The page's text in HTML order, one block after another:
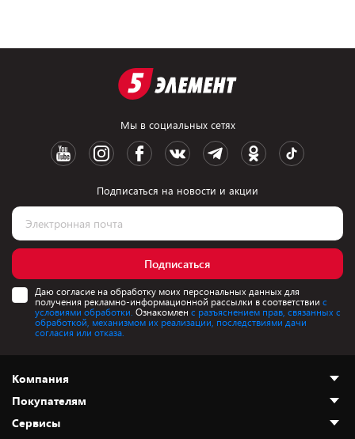
Мы в социальных сетях
Подписаться на новости и акции
Подписаться
Даю согласие на обработку моих персональных данных для
получения рекламно-информационной рассылки в соответствии с
условиями обработки. Ознакомлен с разъяснением прав, связанных с
обработкой, механизмом их реализации, последствиями дачи
согласия или отказа.
Компания
О нас
Адреса магазинов
Покупателям
Как сделать заказ
Сервисы